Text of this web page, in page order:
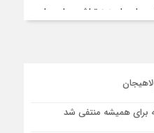
یا هزینه‌تراشی برای چای
برای همیشه منتفی شد